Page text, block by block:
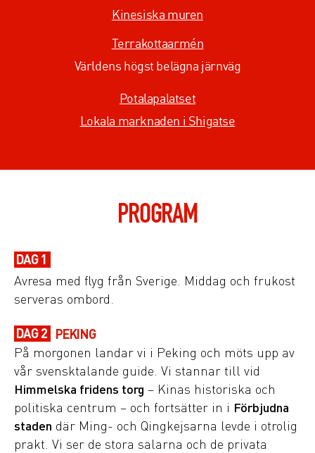
Kinesiska muren
Terrakottaarmén
Världens högst belägna järnväg
Potalapalatset
Lokala marknaden i Shigatse
PROGRAM
DAG 1
Avresa med flyg från Sverige. Middag och frukost
serveras ombord.
DAG 2 PEKING
På morgonen landar vi i Peking och möts upp av
vår svensktalande guide. Vi stannar till vid
Himmelska fridens torg – Kinas historiska och
politiska centrum – och fortsätter in i Förbjudna
staden där Ming- och Qingkejsarna levde i otrolig
prakt. Vi ser de stora salarna och de privata